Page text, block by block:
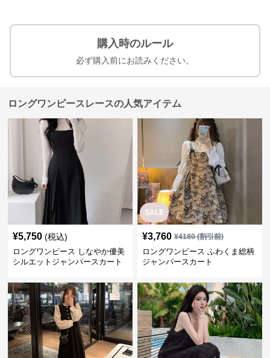
購入時のルール
必ず購入前にお読みください。
ロングワンピースレースの人気アイテム
¥5,750 (税込)
ロングワンピース しなやか優美
シルエットジャンパースカート
SALE
¥3,760 ¥4180(割引前)
ロングワンピース ふわくま総柄
ジャンパースカート